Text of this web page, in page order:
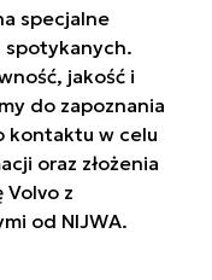
specjalne
spotykanych.
jakość i
do zapoznania
kontaktu w celu
oraz złożenia
z
od NIJWA.